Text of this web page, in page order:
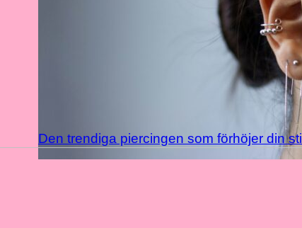
Den trendiga piercingen som förhöjer din stil